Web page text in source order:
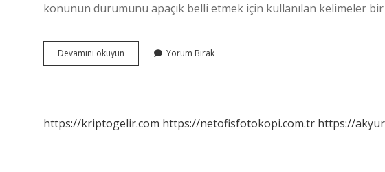
konunun durumunu apaçık belli etmek için kullanılan kelimeler
Devamını okuyun
Cümlesi
Yorum Bırak
https://kriptogelir.com https://netofisfotokopi.com.tr https://